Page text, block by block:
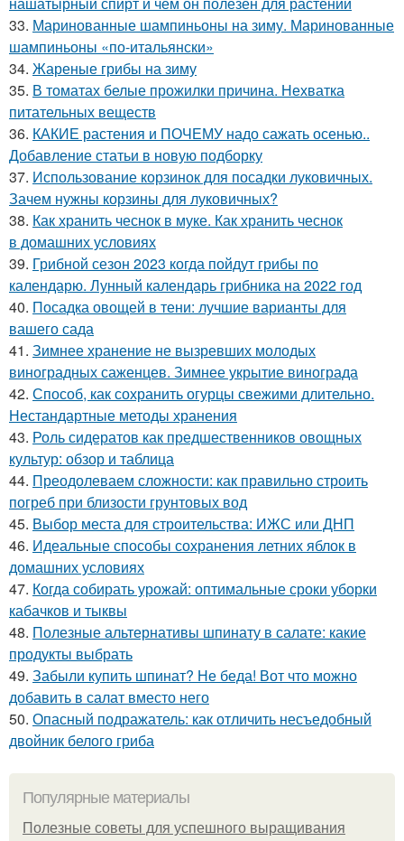
33. Маринованные шампиньоны на зиму. Маринованные
шампиньоны «по-итальянски»
34. Жареные грибы на зиму
35. В томатах белые прожилки причина. Нехватка
питательных веществ
36. КАКИЕ растения и ПОЧЕМУ надо сажать осенью..
Добавление статьи в новую подборку
37. Использование корзинок для посадки луковичных.
Зачем нужны корзины для луковичных?
38. Как хранить чеснок в муке. Как хранить чеснок
в домашних условиях
39. Грибной сезон 2023 когда пойдут грибы по
календарю. Лунный календарь грибника на 2022 год
40. Посадка овощей в тени: лучшие варианты для
вашего сада
41. Зимнее хранение не вызревших молодых
виноградных саженцев. Зимнее укрытие винограда
42. Способ, как сохранить огурцы свежими длительно.
Нестандартные методы хранения
43. Роль сидератов как предшественников овощных
культур: обзор и таблица
44. Преодолеваем сложности: как правильно строить
погреб при близости грунтовых вод
45. Выбор места для строительства: ИЖС или ДНП
46. Идеальные способы сохранения летних яблок в
домашних условиях
47. Когда собирать урожай: оптимальные сроки уборки
кабачков и тыквы
48. Полезные альтернативы шпинату в салате: какие
продукты выбрать
49. Забыли купить шпинат? Не беда! Вот что можно
добавить в салат вместо него
50. Опасный подражатель: как отличить несъедобный
двойник белого гриба
Популярные материалы
Полезные советы для успешного выращивания